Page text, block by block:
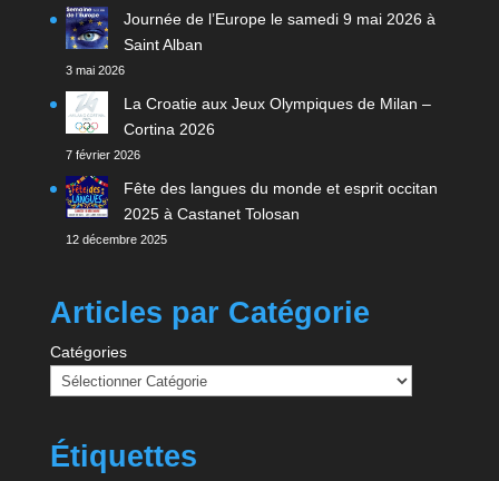
Journée de l’Europe le samedi 9 mai 2026 à
Saint Alban
3 mai 2026
La Croatie aux Jeux Olympiques de Milan –
Cortina 2026
7 février 2026
Fête des langues du monde et esprit occitan
2025 à Castanet Tolosan
12 décembre 2025
Articles par Catégorie
Catégories
Étiquettes